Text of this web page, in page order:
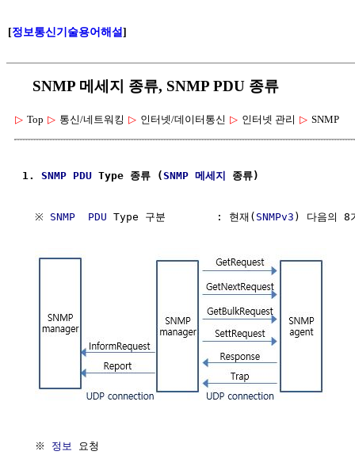
[정보통신기술용어해설]
SNMP 메세지 종류, SNMP PDU 종류
▷ Top ▷ 통신/네트워킹 ▷ 인터넷/데이터통신 ▷ 인터넷 관리 ▷ SNMP
1. SNMP PDU Type 종류 (SNMP 메세지 종류)
  ※
SNMP PDU Type 구분        : 현재( SNMPv3 ) 다음의 8
  ※
정보
요청